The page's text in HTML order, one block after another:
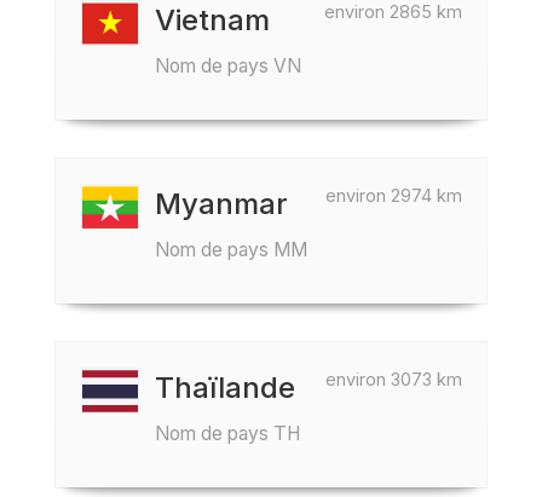
environ 2865 km
Vietnam
Nom de pays VN
environ 2974 km
Myanmar
Nom de pays MM
environ 3073 km
Thaïlande
Nom de pays TH